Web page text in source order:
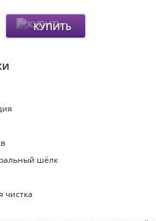
КУПИТЬ
шёлк
чистка